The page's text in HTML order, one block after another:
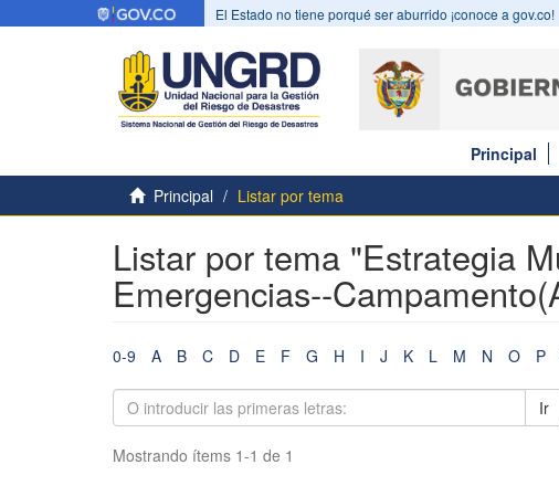
El Estado no tiene porqué ser aburrido ¡conoce a gov.co!
Principal
Principal
Listar por tema
Listar por tema "Estrategia
Emergencias--
0-9 A B C D E F G H I J K L M N O P
Ir
Mostrando ítems 1-1 de 1